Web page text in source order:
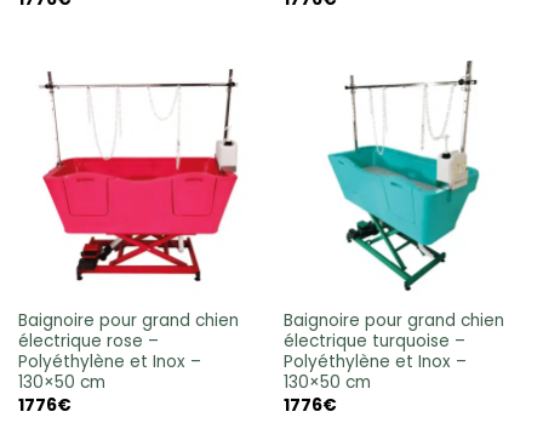
Baignoire pour grand chien
électrique rose –
Polyéthylène et Inox –
130×50 cm
1776€
Baignoire pour grand chien
électrique turquoise –
Polyéthylène et Inox –
130×50 cm
1776€